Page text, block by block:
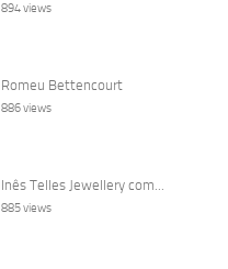
894 views
Romeu Bettencourt
886 views
Inês Telles Jewellery com...
885 views